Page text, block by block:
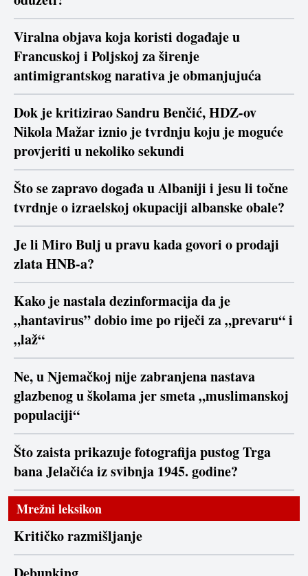
Viralna objava koja koristi događaje u
Francuskoj i Poljskoj za širenje
antimigrantskog narativa je obmanjujuća
Dok je kritizirao Sandru Benčić, HDZ-ov
Nikola Mažar iznio je tvrdnju koju je moguće
provjeriti u nekoliko sekundi
Što se zapravo događa u Albaniji i jesu li točne
tvrdnje o izraelskoj okupaciji albanske obale?
Je li Miro Bulj u pravu kada govori o prodaji
zlata HNB-a?
Kako je nastala dezinformacija da je
„hantavirus” dobio ime po riječi za „prevaru“ i
„laž“
Ne, u Njemačkoj nije zabranjena nastava
glazbenog u školama jer smeta „muslimanskoj
populaciji“
Što zaista prikazuje fotografija pustog Trga
bana Jelačića iz svibnja 1945. godine?
Mrežni leksikon
Kritičko razmišljanje